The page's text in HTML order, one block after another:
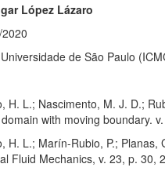
López Lázaro
de São Paulo
H. L.; Nascimento, M. J. D.;
with moving boundary.
H. L.; Marín-Rubio, P.;
Fluid Mechanics, v. 23, p. 30,